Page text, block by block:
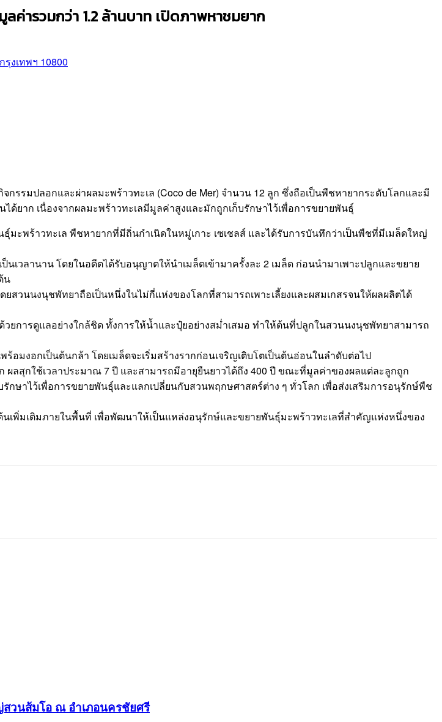
ลค่ารวมกว่า 1.2 ล้านบาท เปิดภาพหาชมยาก
งเทพฯ 10800
รมปลอกและผ่าผลมะพร้าวทะเล (Coco de Mer) จำนวน 12 ลูก ซึ่งถือเป็นพืชหายากระดับโลกและมี
ยาก เนื่องจากผลมะพร้าวทะเลมีมูลค่าสูงและมักถูกเก็บรักษาไว้เพื่อการขยายพันธุ์
ะพร้าวทะเล พืชหายากที่มีถิ่นกำเนิดในหมู่เกาะ เซเชลส์ และได้รับการบันทึกว่าเป็นพืชที่มีเมล็ดใหญ่
เวลานาน โดยในอดีตได้รับอนุญาตให้นำเมล็ดเข้ามาครั้งละ 2 เมล็ด ก่อนนำมาเพาะปลูกและขยาย
น
สวนนงนุชพัทยาถือเป็นหนึ่งในไม่กี่แห่งของโลกที่สามารถเพาะเลี้ยงและผสมเกสรจนให้ผลผลิตได้
ยการดูแลอย่างใกล้ชิด ทั้งการให้น้ำและปุ๋ยอย่างสม่ำเสมอ ทำให้ต้นที่ปลูกในสวนนงนุชพัทยาสามารถ
มงอกเป็นต้นกล้า โดยเมล็ดจะเริ่มสร้างรากก่อนเจริญเติบโตเป็นต้นอ่อนในลำดับต่อไป
ผลสุกใช้เวลาประมาณ 7 ปี และสามารถมีอายุยืนยาวได้ถึง 400 ปี ขณะที่มูลค่าของผลแต่ละลูกถูก
กษาไว้เพื่อการขยายพันธุ์และแลกเปลี่ยนกับสวนพฤกษศาสตร์ต่าง ๆ ทั่วโลก เพื่อส่งเสริมการอนุรักษ์พืช
พิ่มเติมภายในพื้นที่ เพื่อพัฒนาให้เป็นแหล่งอนุรักษ์และขยายพันธุ์มะพร้าวทะเลที่สำคัญแห่งหนึ่งของ
วนส้มโอ ณ อำเภอนครชัยศรี